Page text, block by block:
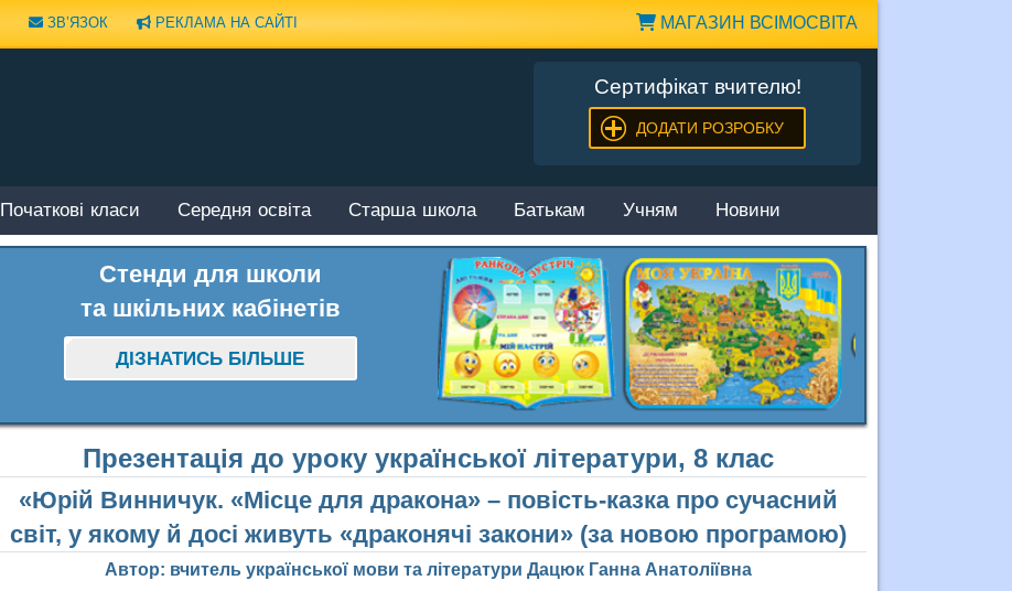
МАГАЗИН ВСІМОСВІТА
ЗВ’ЯЗОК РЕКЛАМА НА САЙТІ
Сертифікат вчителю!
ДОДАТИ РОЗРОБКУ
Початкові класи Середня освіта Старша школа Батькам Учням Новини
Стенди для школи
та шкільних кабінетів
ДІЗНАТИСЬ БІЛЬШЕ
Презентація до уроку української літератури, 8 клас
«Юрій Винничук. «Місце для дракона» – повість-казка про сучасний
світ, у якому й досі живуть «драконячі закони» (за новою програмою)
Автор: вчитель української мови та літератури Дацюк Ганна Анатоліївна